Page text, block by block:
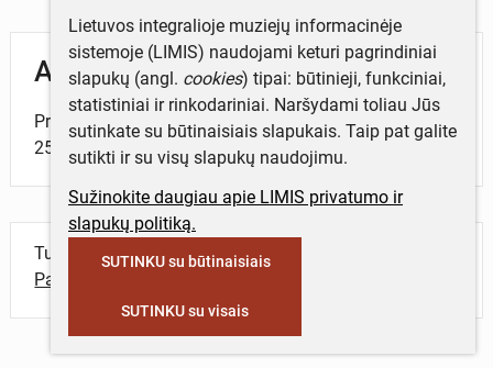
Aprašymas
Prisegamas ženklelis skirtas Lietuvos aklųjų draugijos
25-čiui.
Turite daugiau informacijos apie objektą?
Parašykite mums!
Lietuvos integralioje muziejų informacinėje
sistemoje (LIMIS) naudojami keturi pagrindiniai
slapukų (angl. cookies) tipai: būtinieji, funkciniai,
statistiniai ir rinkodariniai. Naršydami toliau Jūs
sutinkate su būtinaisiais slapukais. Taip pat galite
sutikti ir su visų slapukų naudojimu.
Sužinokite daugiau apie LIMIS privatumo ir
slapukų politiką.
SUTINKU su būtinaisiais
SUTINKU su visais